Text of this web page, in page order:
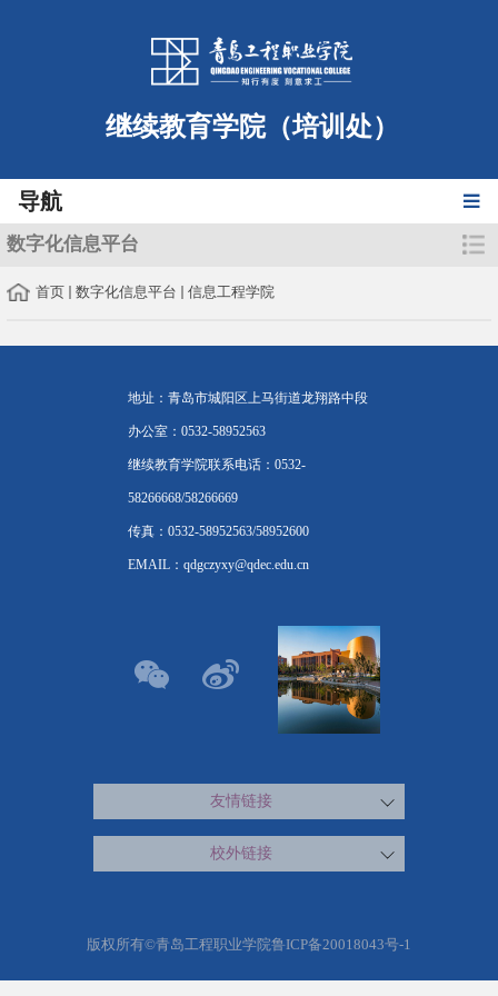
继续教育学院（培训处）
导航
数字化信息平台
首页 数字化信息平台 信息工程学院
地址：青岛市城阳区上马街道龙翔路中段
办公室：0532-58952563
继续教育学院联系电话：0532-
58266668/58266669
传真：0532-58952563/58952600
EMAIL：qdgczyxy@qdec.edu.cn
友情链接
校外链接
版权所有©青岛工程职业学院鲁ICP备20018043号-1